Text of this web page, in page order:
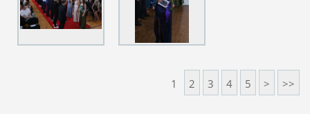
1 2 3 4 5 > >>